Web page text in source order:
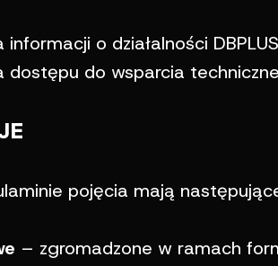
informacji o działalności
dostępu do wsparcia
pojęcia mają
– zgromadzone w ramach